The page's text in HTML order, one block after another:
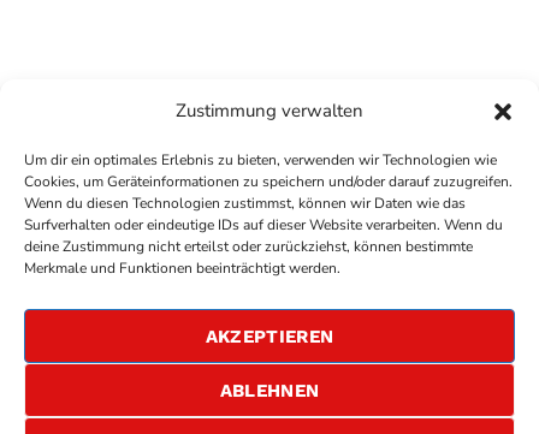
Zustimmung verwalten
Um dir ein optimales Erlebnis zu bieten, verwenden wir Technologien wie
Cookies, um Geräteinformationen zu speichern und/oder darauf zuzugreifen.
Wenn du diesen Technologien zustimmst, können wir Daten wie das
Surfverhalten oder eindeutige IDs auf dieser Website verarbeiten. Wenn du
deine Zustimmung nicht erteilst oder zurückziehst, können bestimmte
Merkmale und Funktionen beeinträchtigt werden.
AKZEPTIEREN
ABLEHNEN
COPYRIGHTANTENNE BAD KREUZNACH
DATENSCHUTZERKLÄRUNG
ALLGEMEINE GESCHÄFTSBEDINGUNGEN